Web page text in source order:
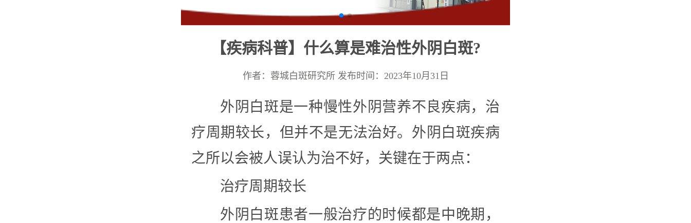
【疾病科普】什么算是难治性外阴白斑?
作者：蓉城白斑研究所 发布时间：2023年10月31日
外阴白斑是一种慢性外阴营养不良疾病，治
疗周期较长，但并不是无法治好。外阴白斑疾病
之所以会被人误认为治不好，关键在于两点：
治疗周期较长
外阴白斑患者一般治疗的时候都是中晚期，